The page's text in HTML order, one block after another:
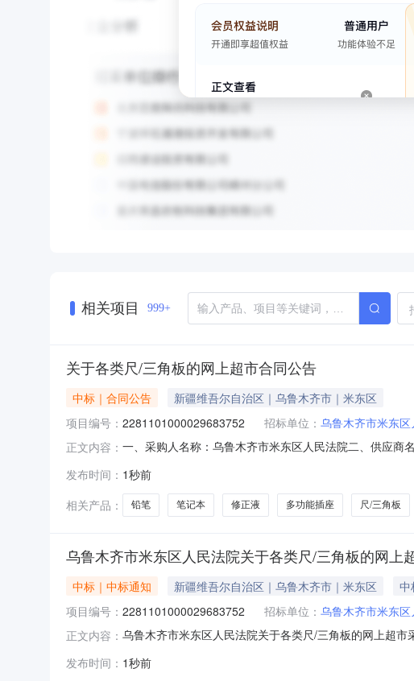
相关项目 999+
关于各类尺/三角板的网上超市合同公告
中标｜合同公告
新疆维吾尔自治区｜乌鲁木齐市｜米东区
项目编号： 2281101000029683752 招标单位： 乌鲁木齐市米东
正文内容： 一、采购人名称：乌鲁木齐市米东区人民法院二、供应商
光/MGARL960E6套15.005752子弹头TS-025新国标4.8
发布时间： 1秒前
相关产品：
铅笔 笔记本 修正液 多功能插座 尺/三角板
乌鲁木齐市米东区人民法院关于各类尺/三角板的网上
中标｜中标通知 新疆维吾尔自治区｜乌鲁木齐市｜米东区
中
项目编号： 2281101000029683752 招标单位： 乌鲁木齐市米东
正文内容： 乌鲁木齐市米东区人民法院关于各类尺/三角板的网上超
行政区划编码:650199项目所在行政区划名称:乌鲁木齐市
发布时间： 1秒前